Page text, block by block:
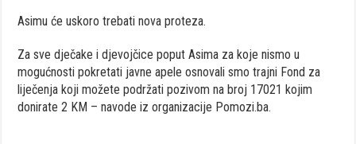
Asimu će uskoro trebati nova proteza.
Za sve dječake i djevojčice poput Asima za koje nismo u
mogućnosti pokretati javne apele osnovali smo trajni Fond za
liječenja koji možete podržati pozivom na broj 17021 kojim
donirate 2 KM – navode iz organizacije Pomozi.ba.